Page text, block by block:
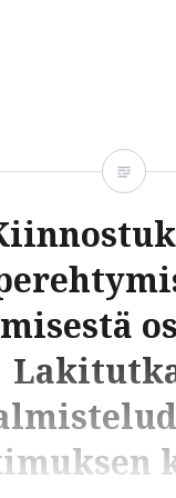
mukaan kaikki